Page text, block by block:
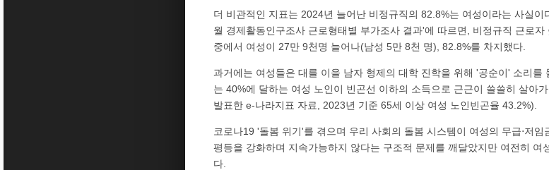
더 비관적인 지표는 2024년 늘어난 비정규직의 82.8%는 여성이라는 사실
월 경제활동인구조사 근로형태별 부가조사 결과'에 따르면, 비정규직 근로
중에서 여성이 27만 9천명 늘어나(남성 5만 8천 명), 82.8%를 차지했다.
과거에는 여성들은 대를 이을 남자 형제의 대학 진학을 위해 '공순이' 소리를
는 40%에 달하는 여성 노인이 빈곤선 이하의 소득으로 근근이 쓸쓸히 살아
발표한 e-나라지표 자료, 2023년 기준 65세 이상 여성 노인빈곤율 43.2%).
코로나19 '돌봄 위기'를 겪으며 우리 사회의 돌봄 시스템이 여성의 무급⋅저
평등을 강화하며 지속가능하지 않다는 구조적 문제를 깨달았지만 여전히 여
다.